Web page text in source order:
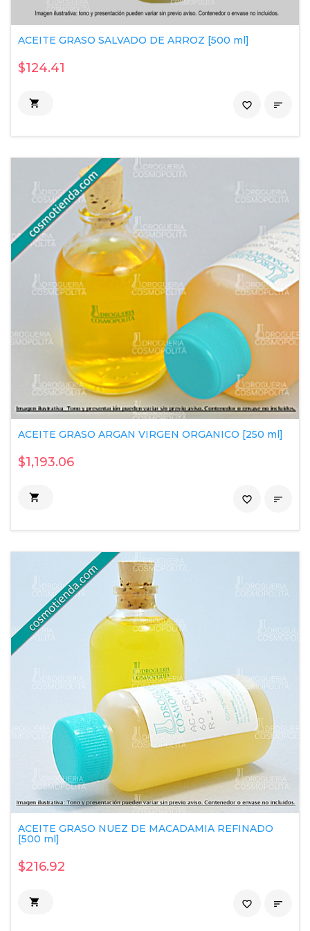
ACEITE GRASO SALVADO DE ARROZ [500 ml]
$124.41
 
favorite_border
ACEITE GRASO ARGAN VIRGEN ORGANICO [250 ml]
$1,193.06
 
favorite_border
ACEITE GRASO NUEZ DE MACADAMIA REFINADO
[500 ml]
$216.92
 
favorite_border